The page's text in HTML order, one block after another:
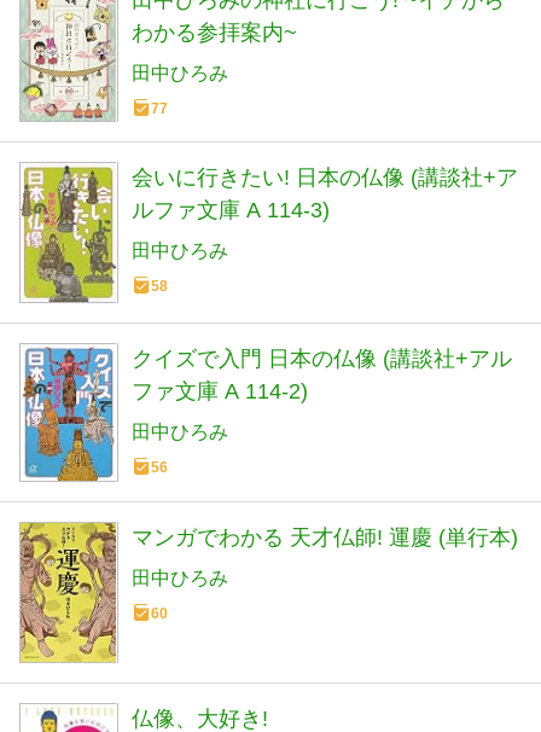
わかる参拝案内~
田中ひろみ
77
会いに行きたい! 日本の仏像 (講談社+ア
ルファ文庫 A 114-3)
田中ひろみ
58
クイズで入門 日本の仏像 (講談社+アル
ファ文庫 A 114-2)
田中ひろみ
56
マンガでわかる 天才仏師! 運慶 (単行本)
田中ひろみ
60
仏像、大好き!